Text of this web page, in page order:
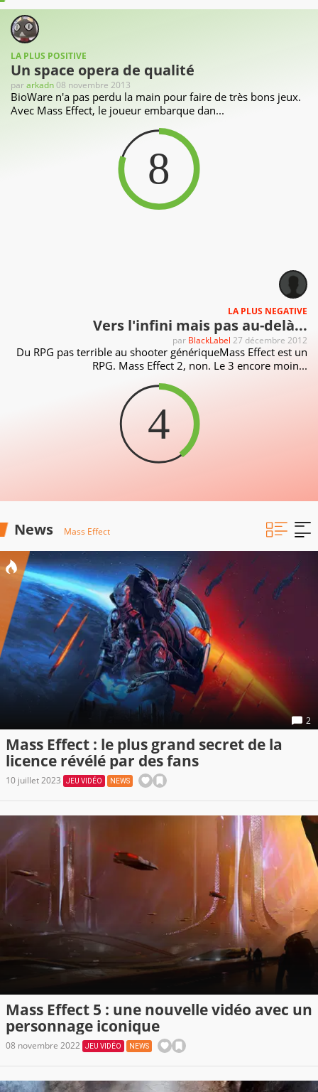
LA PLUS POSITIVE
Un space opera de qualité
pararkadn08 novembre 2013
BioWare n'a pas perdu la main pour faire de très bons jeux.
Avec Mass Effect, le joueur embarque dan...
8
LA PLUS NEGATIVE
Vers l'infini mais pas au-delà...
par BlackLabel 27 décembre 2012
Du RPG pas terrible au shooter génériqueMass Effect est un
RPG. Mass Effect 2, non. Le 3 encore moin...
4
News Mass Effect
2
Mass Effect : le plus grand secret de la
licence révélé par des fans
10 juillet 2023 JEU VIDÉO NEWS
Mass Effect 5 : une nouvelle vidéo avec un
personnage iconique
08 novembre 2022 JEU VIDÉO NEWS